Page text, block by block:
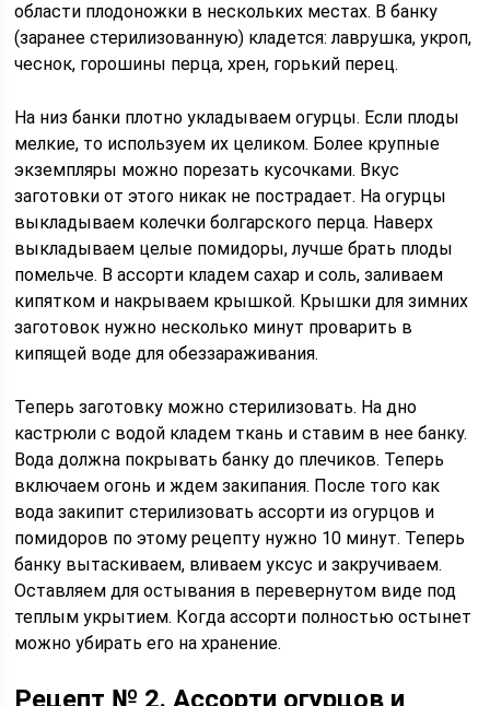
области плодоножки в нескольких местах. В банку
(заранее стерилизованную) кладется: лаврушка, укроп,
чеснок, горошины перца, хрен, горький перец.
На низ банки плотно укладываем огурцы. Если плоды
мелкие, то используем их целиком. Более крупные
экземпляры можно порезать кусочками. Вкус
заготовки от этого никак не пострадает. На огурцы
выкладываем колечки болгарского перца. Наверх
выкладываем целые помидоры, лучше брать плоды
помельче. В ассорти кладем сахар и соль, заливаем
кипятком и накрываем крышкой. Крышки для зимних
заготовок нужно несколько минут проварить в
кипящей воде для обеззараживания.
Теперь заготовку можно стерилизовать. На дно
кастрюли с водой кладем ткань и ставим в нее банку.
Вода должна покрывать банку до плечиков. Теперь
включаем огонь и ждем закипания. После того как
вода закипит стерилизовать ассорти из огурцов и
помидоров по этому рецепту нужно 10 минут. Теперь
банку вытаскиваем, вливаем уксус и закручиваем.
Оставляем для остывания в перевернутом виде под
теплым укрытием. Когда ассорти полностью остынет
можно убирать его на хранение.
Рецепт № 2. Ассорти огурцов и